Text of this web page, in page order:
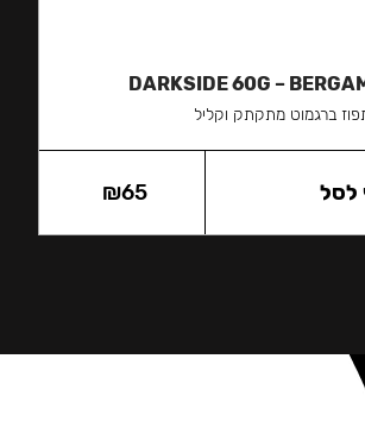
DARKSIDE 60G –
ברגמוט מתקתק וקליל
₪65 לסל